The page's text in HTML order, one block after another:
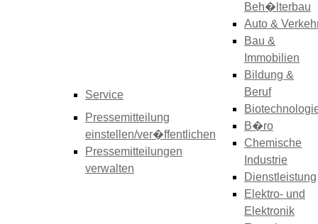
Service
Pressemitteilung
einstellen/ver�ffentlichen
Pressemitteilungen
verwalten
Beh�lterbau
Auto &
Bau &
Immobilien
Bildung &
Beruf
B�ro
Chemische
Industrie
Dienstleistung
Elektro- und
Elektronik